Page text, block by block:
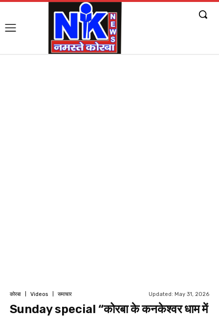
कोरबा Videos समाचार Updated: May 31, 2026
Sunday special “कोरबा के कनकेश्वर धाम में